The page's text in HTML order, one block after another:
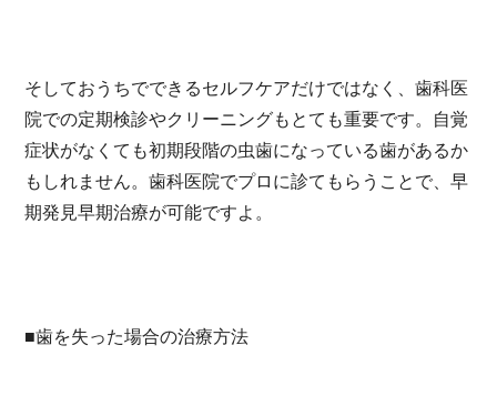
そしておうちでできるセルフケアだけではなく、歯科医
院での定期検診やクリーニングもとても重要です。自覚
症状がなくても初期段階の虫歯になっている歯があるか
もしれません。歯科医院でプロに診てもらうことで、早
期発見早期治療が可能ですよ。
■歯を失った場合の治療方法